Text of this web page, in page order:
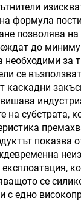
формула
позволява
до
за
се
субстрата,
показва
се
едно